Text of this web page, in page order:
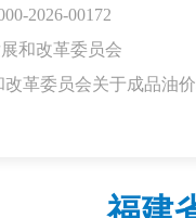
2026-00172
和改革委员会
革委员会关于成品油